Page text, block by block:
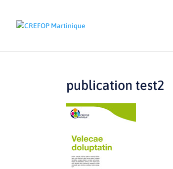
publication test2